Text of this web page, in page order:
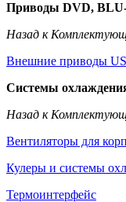
Приводы DVD,
Назад к
Внешние приводы
Системы
Назад к
Вентиляторы для
Кулеры и системы
Термоинтерфейс